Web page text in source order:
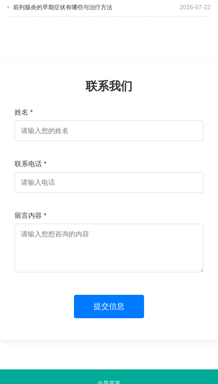
前列腺炎的早期症状有哪些与治疗方法 2026-07-22
联系我们
姓名 *
联系电话 *
留言内容 *
提交信息